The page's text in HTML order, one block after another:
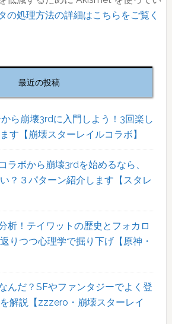
の処理方法の詳細はこちらをご覧く
最近の投稿
ら崩壊3rdに入門しよう！3回楽し
す【崩壊スターレイルコラボ】
ラボから崩壊3rdを始めるなら、
？３パターン紹介します【スタレ
析！テイワットの歴史とフォカロ
りつつ心理学で掘り下げ【原神・
んだ？SFやファンタジーでよく登
解説【zzzero・崩壊スターレイ